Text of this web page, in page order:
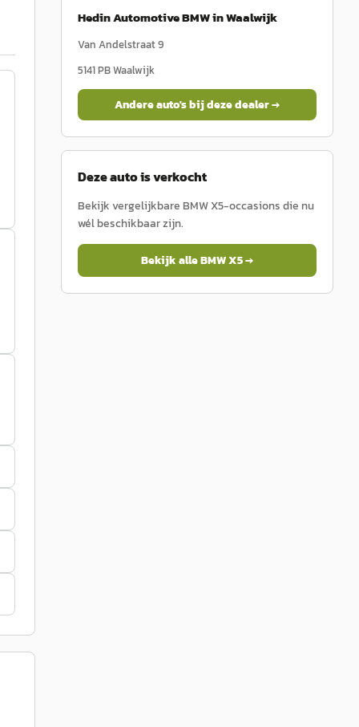
Hedin Automotive BMW in Waalwijk
Van Andelstraat 9
5141 PBWaalwijk
Andere auto's bij deze dealer →
Deze auto is verkocht
Bekijk vergelijkbare BMWX5-occasions die nu
wél beschikbaar zijn.
Bekijk alleBMWX5→